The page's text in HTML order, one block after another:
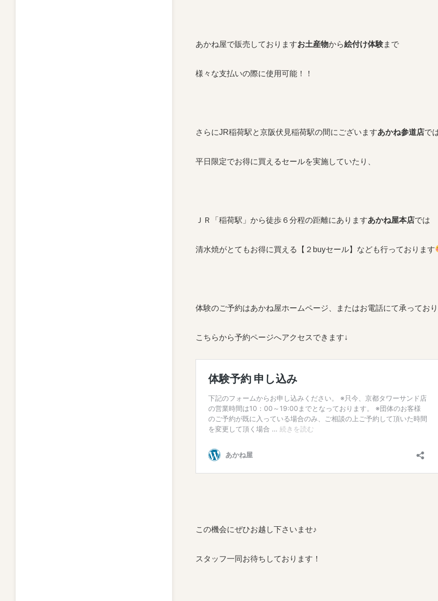
あかね屋で販売しておりますお土産物から絵付け体験まで
様々な支払いの際に使用可能！！
さらにJR稲荷駅と京阪伏見稲荷駅の間にございますあかね参道店で
平日限定でお得に買えるセールを実施していたり、
ＪＲ「稲荷駅」から徒歩６分程の距離にありますあかね屋本店では
清水焼がとてもお得に買える【２buyセール】なども行っております
体験のご予約はあかね屋ホームページ、またはお電話にて承ってお
こちらから予約ページへアクセスできます↓
この機会にぜひお越し下さいませ♪
スタッフ一同お待ちしております！